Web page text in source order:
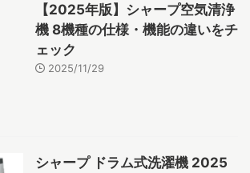
【2025年版】シャープ空気清浄
機 8機種の仕様・機能の違いをチ
ェック
2025/11/29
シャープ ドラム式洗濯機 2025